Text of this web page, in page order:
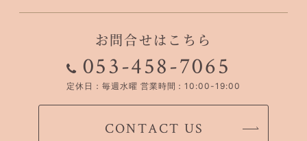
お問合せはこちら
053-458-7065
定休日：毎週水曜 営業時間：10:00-19:00
CONTACT US